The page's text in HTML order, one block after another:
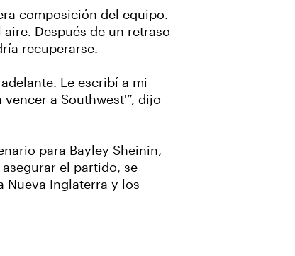
composición del equipo.
Después de un retraso
recuperarse.
Le escribí a mi
a Southwest'”, dijo
para Bayley Sheinin,
el partido, se
Nueva Inglaterra y los